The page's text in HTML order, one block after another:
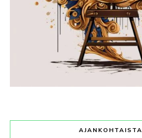
AJANKOHTAISTA